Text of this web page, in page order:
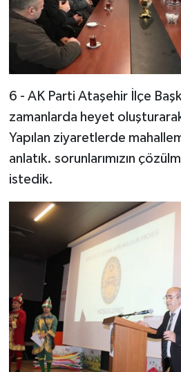
6 - AK Parti Ataşehir İlçe
zamanlarda heyet
Yapılan ziyaretlerde
anlatık. sorunlarımızın
istedik.